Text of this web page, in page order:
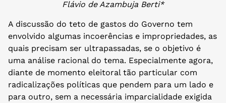
Flávio de Azambuja Berti*
A discussão do teto de gastos do Governo tem
envolvido algumas incoerências e impropriedades, as
quais precisam ser ultrapassadas, se o objetivo é
uma análise racional do tema. Especialmente agora,
diante de momento eleitoral tão particular com
radicalizações políticas que pendem para um lado e
para outro, sem a necessária imparcialidade exigida